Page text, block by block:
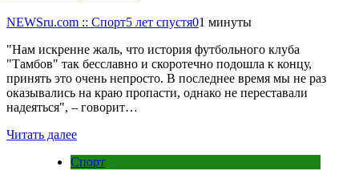
NEWSru.com :: Спорт5 лет спустя01 минуты
"Нам искренне жаль, что история футбольного клуба
"Тамбов" так бесславно и скоротечно подошла к концу,
принять это очень непросто. В последнее время мы не раз
оказывались на краю пропасти, однако не переставали
надеяться", – говорит…
Читать далее
Спорт